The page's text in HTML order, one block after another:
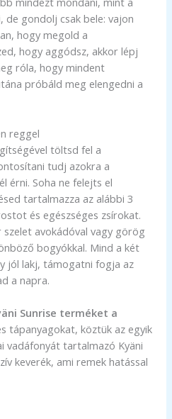
de gondolj csak bele: vajon
hogy megold a
hogy aggódsz, akkor lépj
róla, hogy mindent
próbáld meg elengedni a
reggel
töltsd fel a
tudj azokra a
érni. Soha ne felejts el
tartalmazza az alábbi 3
és egészséges zsírokat.
avokádóval vagy görög
bogyókkal. Mind a két
jól lakj, támogatni fogja az
a napra.
Sunrise terméket a
tápanyagokat, köztük az egyik
vadáfonyát tartalmazó Kyäni
keverék, ami remek hatással